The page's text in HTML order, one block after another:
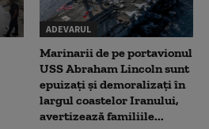
ADEVARUL
Marinarii de pe portavionul
USS Abraham Lincoln sunt
epuizați și demoralizați în
largul coastelor Iranului,
avertizează familiile...